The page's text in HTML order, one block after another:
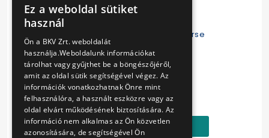
Material: Wood,
metal Engraved, with BKV Zrt. logo on reverse
Size: cca. 35 x 50 x 3 mm
Ár:
1690 Ft
Kosárba
Ez a weboldal sütiket
használ
Ön a BKV Zrt. weboldalát
használja.Weboldalunk információkat
tárolhat vagy gyűjthet be a böngészőjéről,
amit az oldal sütik segítségével végez. Az
információk vonatkozhatnak Önre mint
felhasználóra, a használt eszközre vagy az
oldal elvárt működésének biztosítására. Az
információ nem alkalmas az Ön közvetlen
azonosítására, de segítségével Ön